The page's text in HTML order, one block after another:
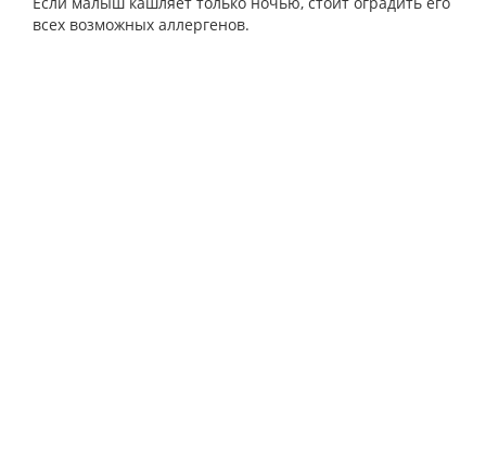
всех возможных аллергенов.